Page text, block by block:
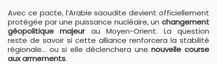
Avec ce pacte, l’Arabie saoudite devient officiellement
protégée par une puissance nucléaire, un changement
géopolitique majeurau Moyen-Orient. La question
reste de savoir si cette alliance renforcera la stabilité
régionale… ou si elle déclenchera unenouvelle course
aux armements.